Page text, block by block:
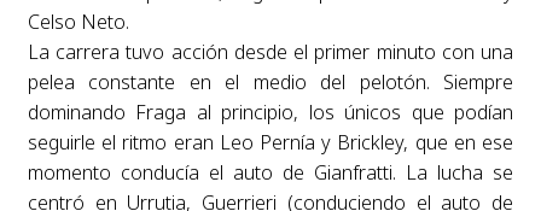
Celso Neto.
La carrera tuvo acción desde el primer minuto con una
pelea constante en el medio del pelotón. Siempre
dominando Fraga al principio, los únicos que podían
seguirle el ritmo eran Leo Pernía y Brickley, que en ese
momento conducía el auto de Gianfratti. La lucha se
centró en Urrutia, Guerrieri (conduciendo el auto de